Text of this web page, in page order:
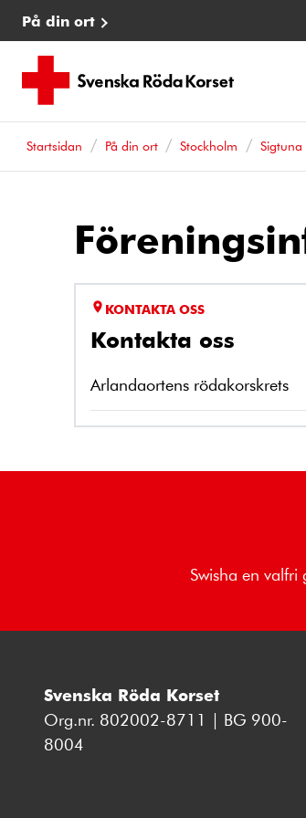
På din ort
Startsidan På din ort Stockholm
KONTAKTA OSS
Kontakta oss
Arlandaortens rödakorskrets
Swisha en
Svenska Röda Korset
Org.nr. 802002-8711 | BG 900-
8004